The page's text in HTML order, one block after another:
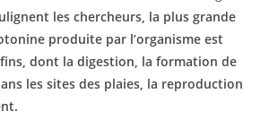
les chercheurs, la plus grande
produite par l’organisme est
dont la digestion, la formation de
les sites des plaies, la reproduction